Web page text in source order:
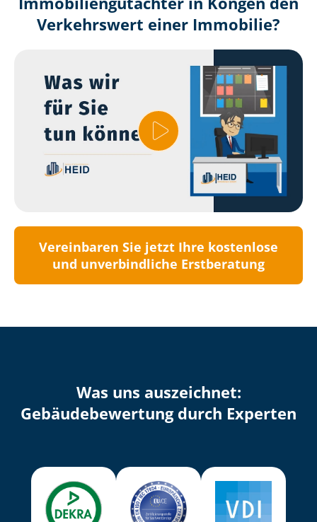
Verkehrswert einer Immobilie?
Vereinbaren Sie jetzt Ihre kostenlose
und unverbindliche Erstberatung
Was uns auszeichnet:
Ge­bäu­de­be­wer­tung durch Experten